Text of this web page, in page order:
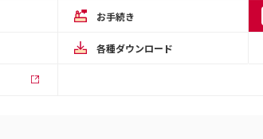
お手続き
各種ダウンロード